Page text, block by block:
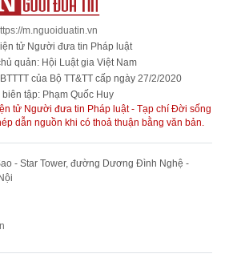
m.nguoiduatin.vn
tử Người đưa tin Pháp luật
quản: Hội Luật gia Việt Nam
của Bộ TT&TT cấp ngày 27/2/2020
biên tập: Phạm Quốc Huy
tử Người đưa tin Pháp luật - Tạp chí Đời sống
dẫn nguồn khi có thoả thuận bằng văn bản.
- Star Tower, đường Dương Đình Nghệ -